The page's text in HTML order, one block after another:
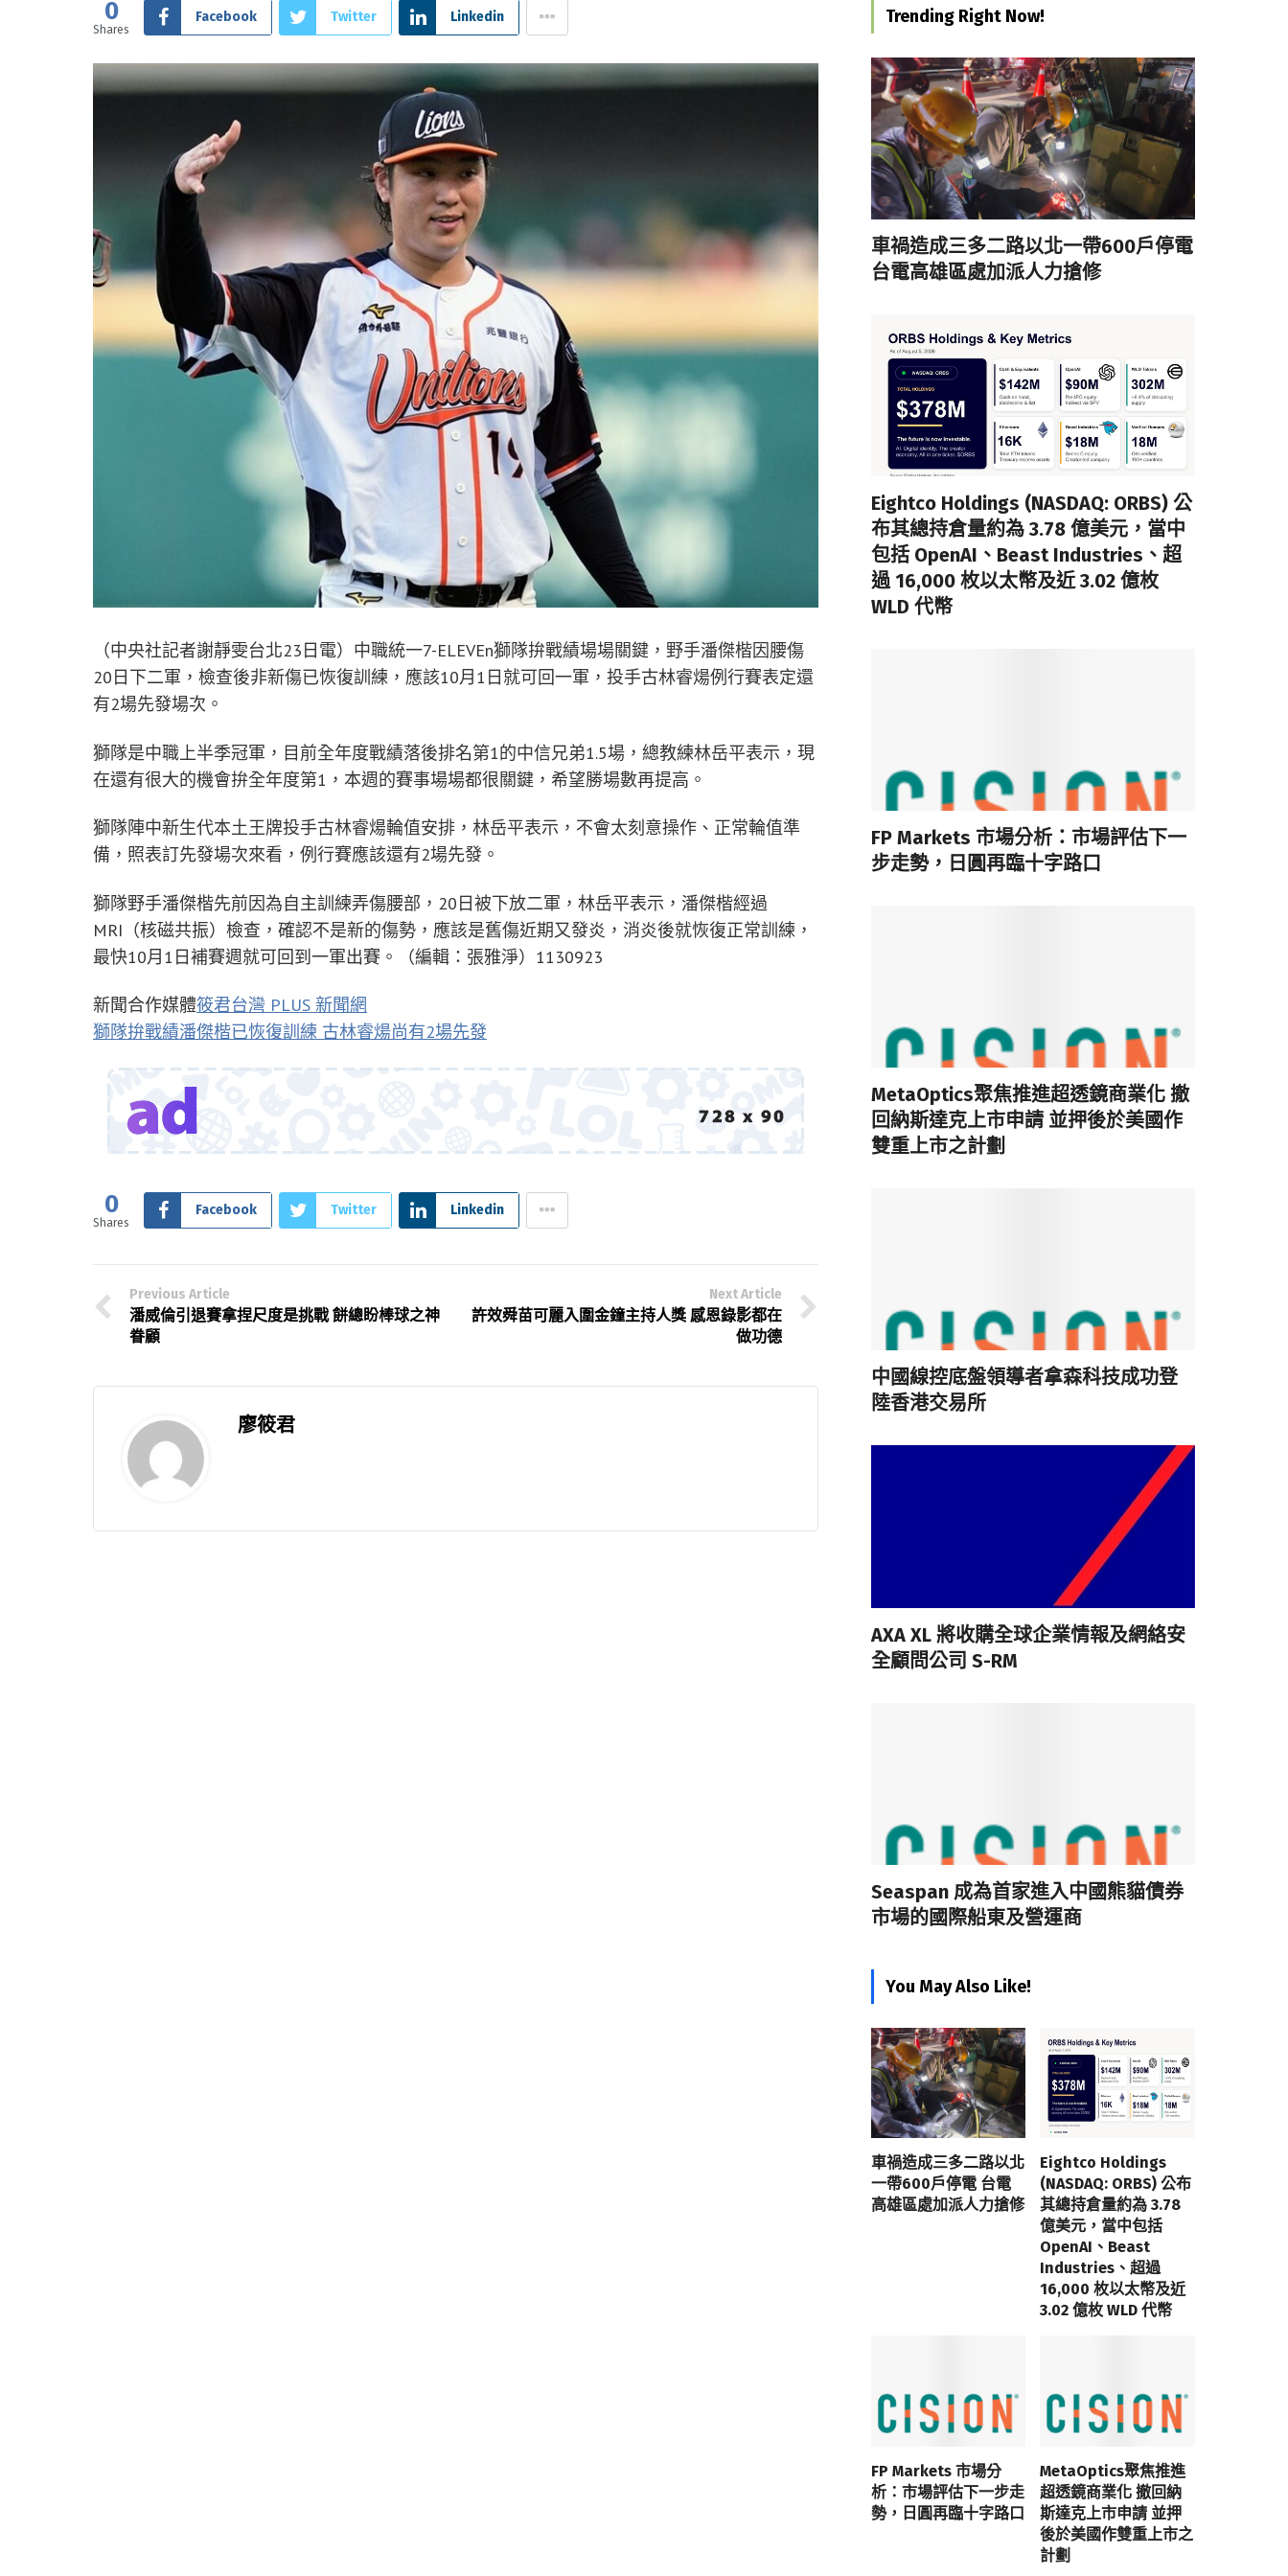
0
Shares
Facebook Twitter Linkedin
（中央社記者謝靜雯台北23日電）中職統一7-ELEVEn獅隊拚戰績場場關鍵，野手潘傑楷因腰傷
20日下二軍，檢查後非新傷已恢復訓練，應該10月1日就可回一軍，投手古林睿煬例行賽表定還
有2場先發場次。
獅隊是中職上半季冠軍，目前全年度戰績落後排名第1的中信兄弟1.5場，總教練林岳平表示，現
在還有很大的機會拚全年度第1，本週的賽事場場都很關鍵，希望勝場數再提高。
獅隊陣中新生代本土王牌投手古林睿煬輪值安排，林岳平表示，不會太刻意操作、正常輪值準
備，照表訂先發場次來看，例行賽應該還有2場先發。
獅隊野手潘傑楷先前因為自主訓練弄傷腰部，20日被下放二軍，林岳平表示，潘傑楷經過
MRI（核磁共振）檢查，確認不是新的傷勢，應該是舊傷近期又發炎，消炎後就恢復正常訓練，
最快10月1日補賽週就可回到一軍出賽。（編輯：張雅淨）1130923
新聞合作媒體筱君台灣 PLUS 新聞網
獅隊拚戰績潘傑楷已恢復訓練 古林睿煬尚有2場先發
0
Shares
Facebook Twitter Linkedin
Previous Article
潘威倫引退賽拿捏尺度是挑戰 餅總盼棒球之神
眷顧
Next Article
許效舜苗可麗入圍金鐘主持人獎 感恩錄影都在
做功德
廖筱君
Trending Right Now!
車禍造成三多二路以北一帶600戶停電
台電高雄區處加派人力搶修
Eightco Holdings (NASDAQ: ORBS) 公
布其總持倉量約為 3.78 億美元，當中
包括 OpenAI、Beast Industries、超
過 16,000 枚以太幣及近 3.02 億枚
WLD 代幣
FP Markets 市場分析：市場評估下一
步走勢，日圓再臨十字路口
MetaOptics聚焦推進超透鏡商業化 撤
回納斯達克上市申請 並押後於美國作
雙重上市之計劃
中國線控底盤領導者拿森科技成功登
陸香港交易所
AXA XL 將收購全球企業情報及網絡安
全顧問公司 S-RM
Seaspan 成為首家進入中國熊貓債券
市場的國際船東及營運商
You May Also Like!
車禍造成三多二路以北
一帶600戶停電 台電
高雄區處加派人力搶修
Eightco Holdings
(NASDAQ: ORBS) 公布
其總持倉量約為 3.78
億美元，當中包括
OpenAI、Beast
Industries、超過
16,000 枚以太幣及近
3.02 億枚 WLD 代幣
FP Markets 市場分
析：市場評估下一步走
勢，日圓再臨十字路口
MetaOptics聚焦推進
超透鏡商業化 撤回納
斯達克上市申請 並押
後於美國作雙重上市之
計劃